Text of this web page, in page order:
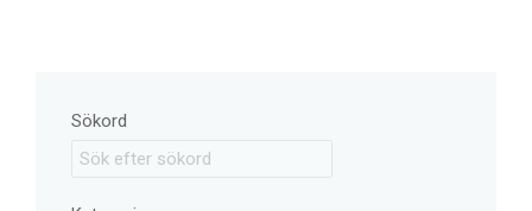
Sökord